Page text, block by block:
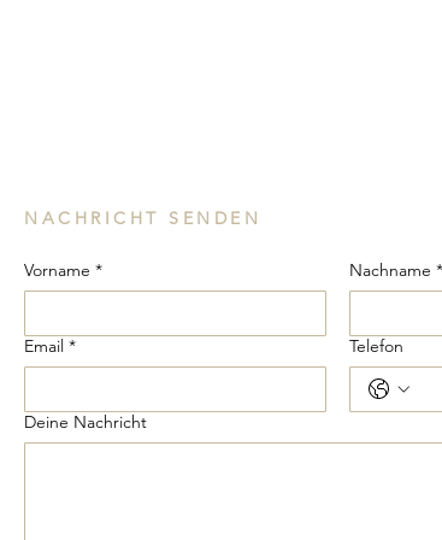
NACHRICHT SENDEN
Vorname * Nachname *
Email * Telefon
Deine Nachricht